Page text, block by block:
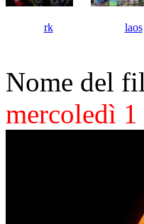
rk laos
Nome del
mercoledì